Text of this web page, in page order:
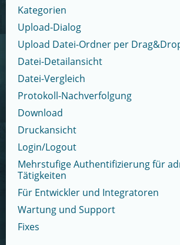
Kategorien
Upload-Dialog
Upload Datei-Ordner per
Datei-Detailansicht
Datei-Vergleich
Protokoll-Nachverfolgung
Download
Druckansicht
Login/Logout
Mehrstufige Authentifizierung für
Tätigkeiten
Für Entwickler und Integratoren
Wartung und Support
Fixes